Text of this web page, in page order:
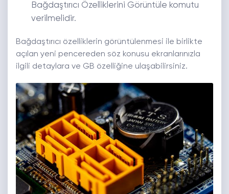
Bağdaştırıcı Özelliklerini Görüntüle komutu
verilmelidir.
Bağdaştırıcı özelliklerin görüntülenmesi ile birlikte
açılan yeni pencereden söz konusu ekranlarınızla
ilgili detaylara ve GB özelliğine ulaşabilirsiniz.